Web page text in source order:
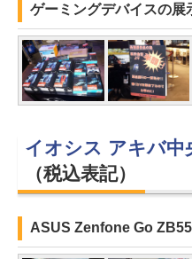
ゲーミングデバイスの展
イオシス アキバ中
（税込表記）
ASUS Zenfone Go